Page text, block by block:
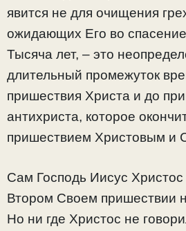
явится не для очищения
ожидающих Его во
Тысяча лет, – это
длительный промежуток
пришествия Христа и до
антихриста, которое
пришествием Христовым и
Сам Господь Иисус Христос
Втором Своем пришествии
Но ни где Христос не